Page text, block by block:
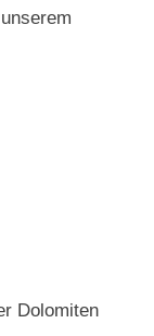
Dolomiten